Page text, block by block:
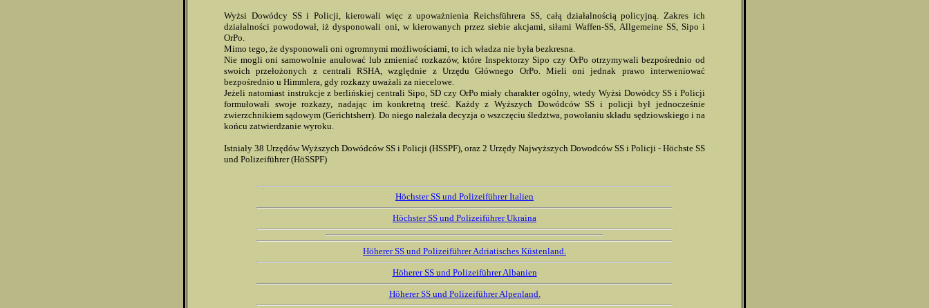
Wyżsi Dowódcy SS i Policji, kierowali więc z upoważnienia Reichsführera SS, całą działalnością policyjną. Zakres ich
działalności powodował, iż dysponowali oni, w kierowanych przez siebie akcjami, siłami Waffen-SS, Allgemeine SS, Sipo i
OrPo.
Mimo tego, że dysponowali oni ogromnymi możliwościami, to ich władza nie była bezkresna.
Nie mogli oni samowolnie anulować lub zmieniać rozkazów, które Inspektorzy Sipo czy OrPo otrzymywali bezpośrednio od
swoich przełożonych z centrali RSHA, względnie z Urzędu Głównego OrPo. Mieli oni jednak prawo interweniować
bezpośrednio u Himmlera, gdy rozkazy uważali za niecelowe.
Jeżeli natomiast instrukcje z berlińskiej centrali Sipo, SD czy OrPo miały charakter ogólny, wtedy Wyżsi Dowódcy SS i Policji
formułowałi swoje rozkazy, nadając im konkretną treść. Każdy z Wyższych Dowódców SS i policji był jednocześnie
zwierzchnikiem sądowym (Gerichtsherr). Do niego należała decyzja o wszczęciu śledztwa, powołaniu składu sędziowskiego i na
końcu zatwierdzanie wyroku.
Istniały 38 Urzędów Wyższych Dowódców SS i Policji (HSSPF), oraz 2 Urzędy Najwyższych Dowodców SS i Policji - Höchste SS
und Polizeiführer (HöSSPF)
Höchster SS und Polizeiführer Italien
Höchster SS und Polizeiführer Ukraina
Höherer SS und Polizeiführer Adriatisches Küstenland.
Höherer SS und Polizeiführer Albanien
Höherer SS und Polizeiführer Alpenland.